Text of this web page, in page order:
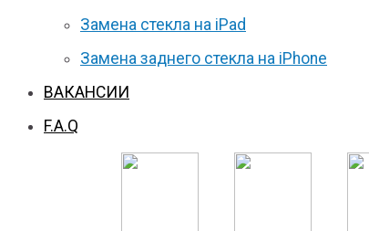
Замена стекла на iPad
Замена заднего стекла на iPhone
ВАКАНСИИ
F.A.Q